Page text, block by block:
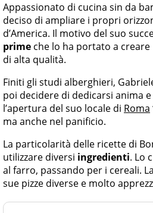
Appassionato di cucina sin da
deciso di ampliare i propri
d’America. Il motivo del suo
prime che lo ha portato a creare
di alta qualità.
Finiti gli studi alberghieri,
poi decidere di dedicarsi anima
l’apertura del suo locale di Roma
ma anche nel panificio.
La particolarità delle ricette di
utilizzare diversi ingredienti. Lo
al farro, passando per i cereali.
sue pizze diverse e molto